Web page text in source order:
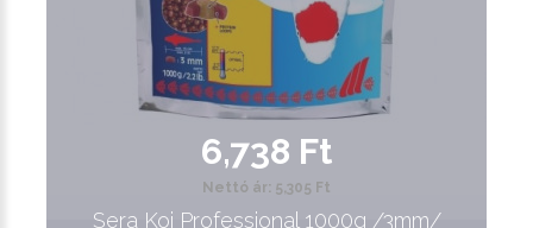
6,738 Ft
Nettó ár: 5,305 Ft
Sera Koi Professional 1000g /3mm/